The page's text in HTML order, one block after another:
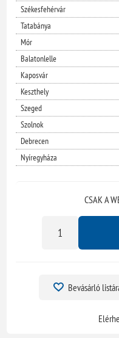
Székesfehérvár
Tatabánya
Mór
Balatonlelle
Kaposvár
Keszthely
Szeged
Szolnok
Debrecen
Nyíregyháza
CSAK A
Bevásárló